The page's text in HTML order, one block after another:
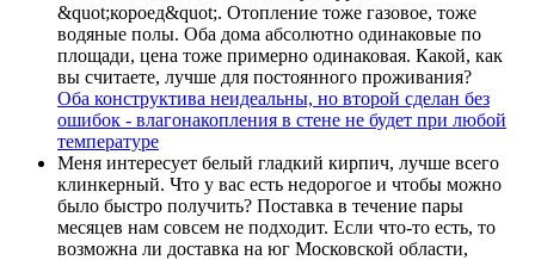
&quot;короед&quot;. Отопление тоже газовое, тоже
водяные полы. Оба дома абсолютно одинаковые по
площади, цена тоже примерно одинаковая. Какой, как
вы считаете, лучше для постоянного проживания?
Оба конструктива неидеальны, но второй сделан без
ошибок - влагонакопления в стене не будет при любой
температуре
Меня интересует белый гладкий кирпич, лучше всего
клинкерный. Что у вас есть недорогое и чтобы можно
было быстро получить? Поставка в течение пары
месяцев нам совсем не подходит. Если что-то есть, то
возможна ли доставка на юг Московской области,